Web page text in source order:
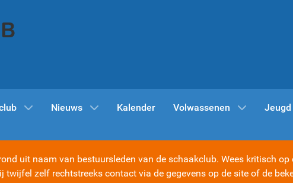
Nieuws Kalender Volwassenen Jeugd
uit naam van bestuursleden van de schaakclub. Wees kritisch
twijfel zelf rechtstreeks contact via de gegevens op de site of de